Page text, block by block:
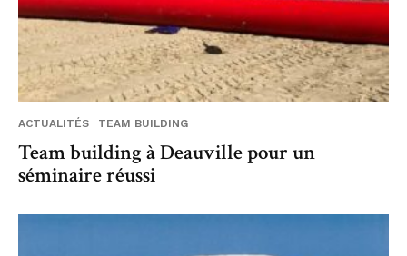
ACTUALITÉS TEAM BUILDING
Team building à Deauville pour un
séminaire réussi